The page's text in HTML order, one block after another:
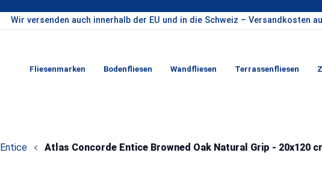
Wir versenden auch innerhalb der EU und in die Schweiz – Versandkosten
Fliesenmarken Bodenfliesen Wandfliesen Terrassenfliesen
Entice Atlas Concorde Entice Browned Oak Natural Grip - 20x120